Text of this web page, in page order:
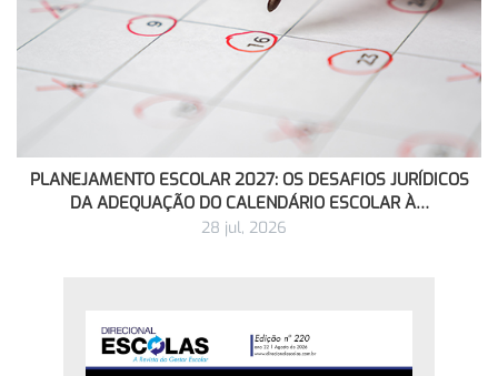
PLANEJAMENTO ESCOLAR 2027: OS DESAFIOS JURÍDICOS
DA ADEQUAÇÃO DO CALENDÁRIO ESCOLAR À…
28 jul, 2026